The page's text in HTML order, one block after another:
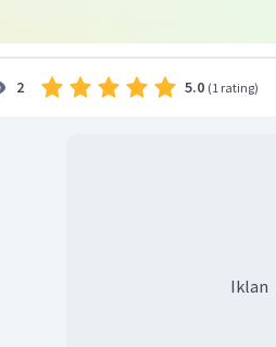
2 5.0 (1 rating)
Iklan